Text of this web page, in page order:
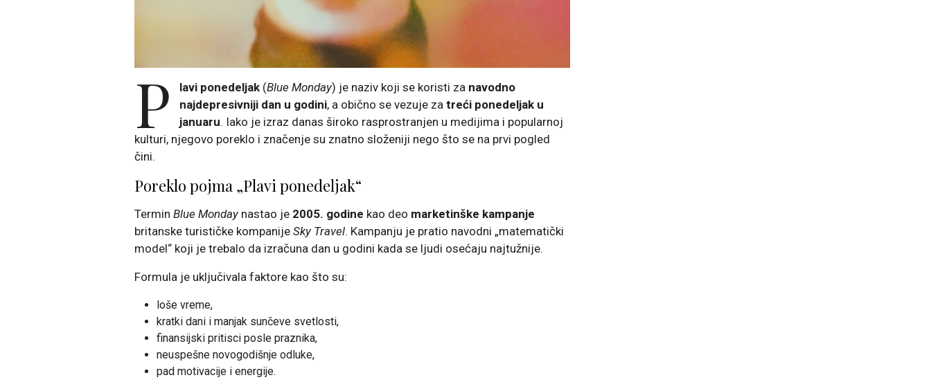
P lavi ponedeljak (Blue Monday) je naziv koji se koristi za navodno
najdepresivniji dan u godini, a obično se vezuje zatreći ponedeljak u
januaru. Iako je izraz danas široko rasprostranjen u medijima i popularnoj
kulturi, njegovo poreklo i značenje su znatno složeniji nego što se na prvi pogled
čini.
Poreklo pojma „Plavi ponedeljak“
Termin Blue Monday nastao je 2005. godine kao deo marketinške kampanje
britanske turističke kompanije Sky Travel. Kampanju je pratio navodni „matematički
model“ koji je trebalo da izračuna dan u godini kada se ljudi osećaju najtužnije.
Formula je uključivala faktore kao što su:
loše vreme,
kratki dani i manjak sunčeve svetlosti,
finansijski pritisci posle praznika,
neuspešne novogodišnje odluke,
pad motivacije i energije.